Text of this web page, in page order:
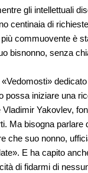
gli intellettuali
centinaia di
commuovente è
bisnonno, senza
iniziare una
Yakovlev,
Ma bisogna parlare
che suo nonno,
E ha capito
di fidarmi di